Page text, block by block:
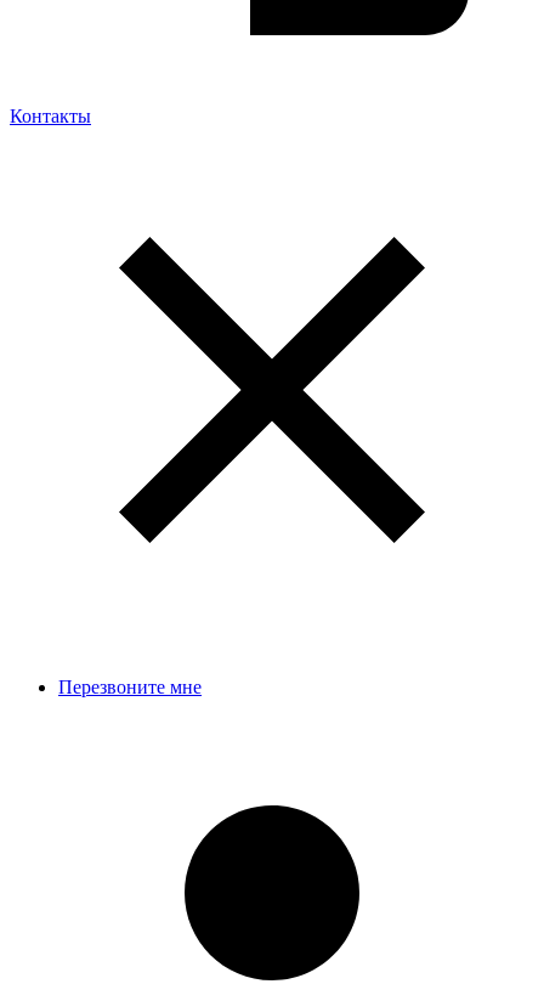
Контакты
Перезвоните мне